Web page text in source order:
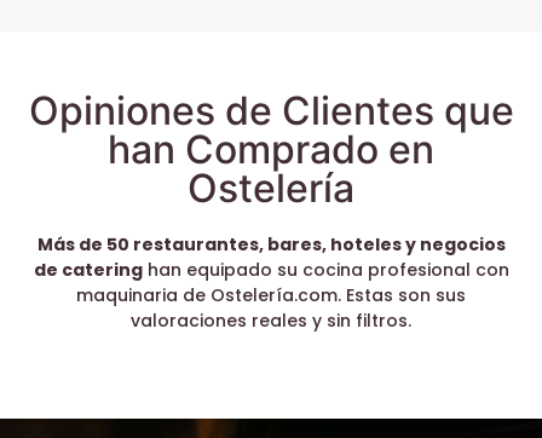
Opiniones de Clientes que
han Comprado en
Ostelería
Más de 50 restaurantes, bares, hoteles y negocios
de cateringhan equipado su cocina profesional con
maquinaria de Ostelería.com. Estas son sus
valoraciones reales y sin filtros.